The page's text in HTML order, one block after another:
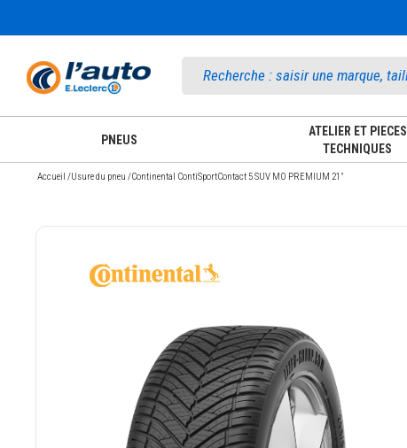
PNEUS
ATELIER ET PIECES
TECHNIQUES
Accueil /Usure du pneu /Continental ContiSportContact 5 SUV MO PREMIUM 21"